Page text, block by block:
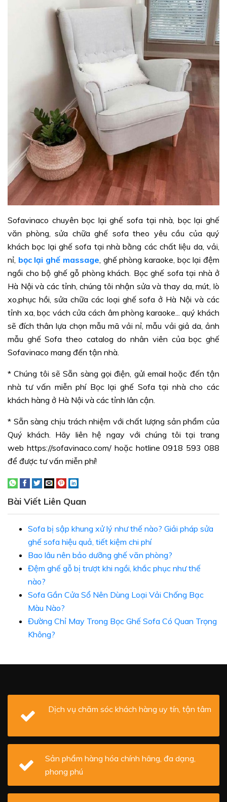
Sofavinaco chuyên bọc lại ghế sofa tại nhà, bọc lại ghế
văn phòng, sửa chữa ghế sofa theo yêu cầu của quý
khách bọc lại ghế sofa tại nhà bằng các chất liệu da, vải,
nỉ, bọc lại ghế massage, ghế phòng karaoke, bọc lại đệm
ngồi cho bộ ghế gỗ phòng khách. Bọc ghế sofa tại nhà ở
Hà Nội và các tỉnh, chúng tôi nhận sửa và thay da, mút, lò
xo,phục hồi, sửa chữa các loại ghế sofa ở Hà Nội và các
tỉnh xa, bọc vách cửa cách âm phòng karaoke... quý khách
sẽ đích thân lựa chọn mẫu mã vải nỉ, mẫu vải giả da, ảnh
mẫu ghế Sofa theo catalog do nhân viên của bọc ghế
Sofavinaco mang đến tận nhà.
* Chúng tôi sẽ Sẵn sàng gọi điện, gửi email hoặc đến tận
nhà tư vấn miễn phí Bọc lại ghế Sofa tại nhà cho các
khách hàng ở Hà Nội và các tỉnh lân cận.
* Sẵn sàng chịu trách nhiệm với chất lượng sản phẩm của
Quý khách. Hãy liên hệ ngay với chúng tôi tại trang
web https://sofavinaco.com/ hoặc hotline 0918 593 088
để được tư vấn miễn phí!
Bài Viết Liên Quan
Sofa bị sập khung xử lý như thế nào? Giải pháp sửa
ghế sofa hiệu quả, tiết kiệm chi phí
Bao lâu nên bảo dưỡng ghế văn phòng?
Đệm ghế gỗ bị trượt khi ngồi, khắc phục như thế
nào?
Sofa Gần Cửa Sổ Nên Dùng Loại Vải Chống Bạc
Màu Nào?
Đường Chỉ May Trong Bọc Ghế Sofa Có Quan Trọng
Không?
Dịch vụ chăm sóc khách hàng uy tín, tận tâm
Sản phẩm hàng hóa chính hãng, đa dạng,
phong phú